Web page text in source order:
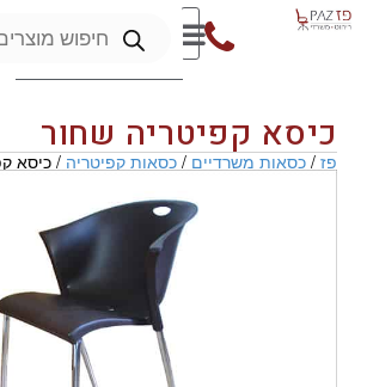
כיסא קפיטריה שחור
פז/כסאות משרדיים/כסאות קפיטריה/ כיסא